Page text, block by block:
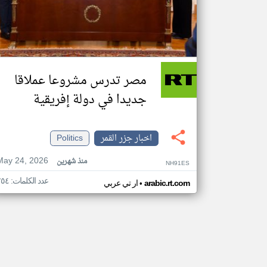
مصر تدرس مشروعا عملاقا
جديدا في دولة إفريقية
اخبار جزر القمر
Politics
24, 2026
منذ شهرين NH91ES
ار تي عربي• arabic.rt.com عدد الكلمات: ٢٥٤